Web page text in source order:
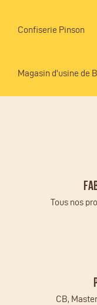
Confiserie Pinson
Magasin d'usine de
Tous nos
CB,